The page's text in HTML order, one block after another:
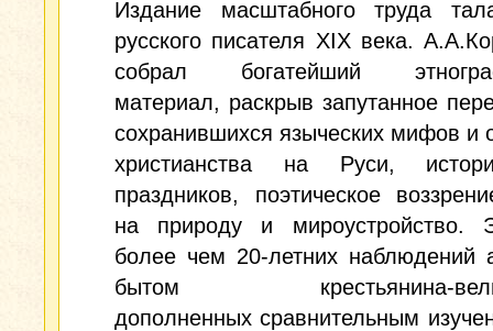
Издание масштабного труда
русского писателя XIX века.
собрал богатейший
материал, раскрыв запутанное
сохранившихся языческих мифов и
христианства на Руси,
праздников, поэтическое
на природу и мироустройство.
более чем 20-летних наблюдений
бытом крестьянина-
дополненных сравнительным